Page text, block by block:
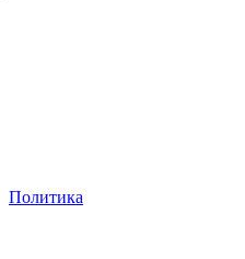
Политика